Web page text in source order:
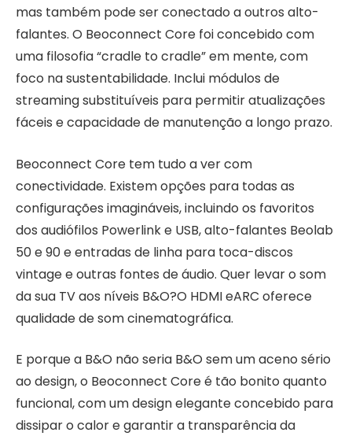
mas também pode ser conectado a outros alto-
falantes. O Beoconnect Core foi concebido com
uma filosofia “cradle to cradle” em mente, com
foco na sustentabilidade. Inclui módulos de
streaming substituíveis para permitir atualizações
fáceis e capacidade de manutenção a longo prazo.
Beoconnect Core tem tudo a ver com
conectividade. Existem opções para todas as
configurações imagináveis, incluindo os favoritos
dos audiófilos Powerlink e USB, alto-falantes Beolab
50 e 90 e entradas de linha para toca-discos
vintage e outras fontes de áudio. Quer levar o som
da sua TV aos níveis B&O?O HDMI eARC oferece
qualidade de som cinematográfica.
E porque a B&O não seria B&O sem um aceno sério
ao design, o Beoconnect Core é tão bonito quanto
funcional, com um design elegante concebido para
dissipar o calor e garantir a transparência da